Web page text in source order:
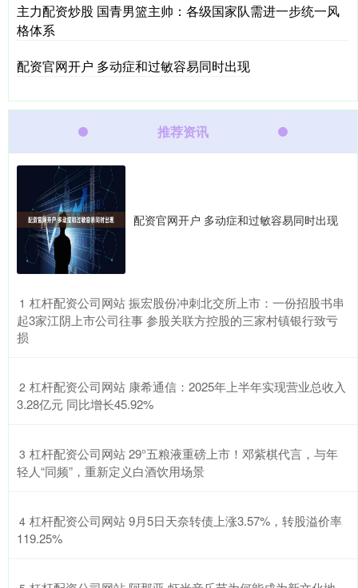
主力配资炒股 国青男篮主帅：各级国家队需进一步统一风
格体系
配资官网开户 多动症和过敏容易同时出现
推荐资讯
配资官网开户 多动症和过敏容易同时出现
1 ​杠杆配资公司网站 振宏股份冲刺北交所上市：一份招股书串
起3家江阴上市公司往事 参股关联方控股的三家村镇银行致亏
损
2 ​杠杆配资公司网站 康希通信：2025年上半年实现营业总收入
3.28亿元 同比增长45.92%
3 ​杠杆配资公司网站 29°五粮液重磅上市！邓紫棋代言，与年
轻人“同频”，重新定义白酒饮用场景
4 ​杠杆配资公司网站 9月5日天奈转债上涨3.57%，转股溢价率
119.25%